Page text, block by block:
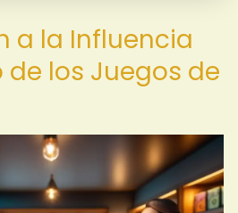
a la Influencia
de los Juegos de